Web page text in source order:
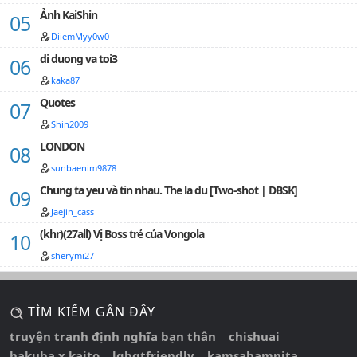
Ảnh KaiShin
DiiemMyy0w0
di duong va toi3
kaka87
Quotes
Shin2009
LONDON
sunbaenim9878
Chung ta yeu và tin nhau. The la du [Two-shot | DBSK]
Jaejin_cass
(khr)(27all) Vị Boss trẻ của Vongola
sherymi27
TÌM KIẾM GẦN ĐÂY
truyện tranh định nghĩa bạn thân
chishuai